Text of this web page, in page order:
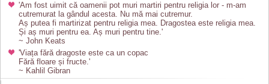
'Am fost uimit că oamenii pot muri martiri pentru religia lor - m-am
cutremurat la gândul acesta. Nu mă mai cutremur.
Aș putea fi martirizat pentru religia mea. Dragostea este religia mea.
Și aș muri pentru ea. Aș muri pentru tine.'
~ John Keats
'Viața fără dragoste este ca un copac
Fără floare și fructe.'
~ Kahlil Gibran